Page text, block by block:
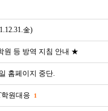
金)
원 등 방역 지침 안내 ★
홈페이지 중단.
원대응 1